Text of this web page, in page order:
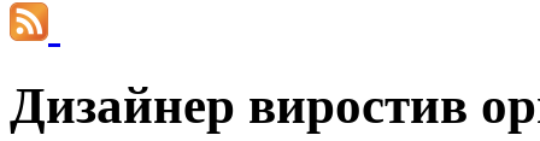
Дизайнер виростив